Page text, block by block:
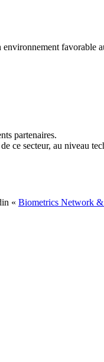
favorable
partenaires.
ce secteur, au niveau
« Biometrics Network